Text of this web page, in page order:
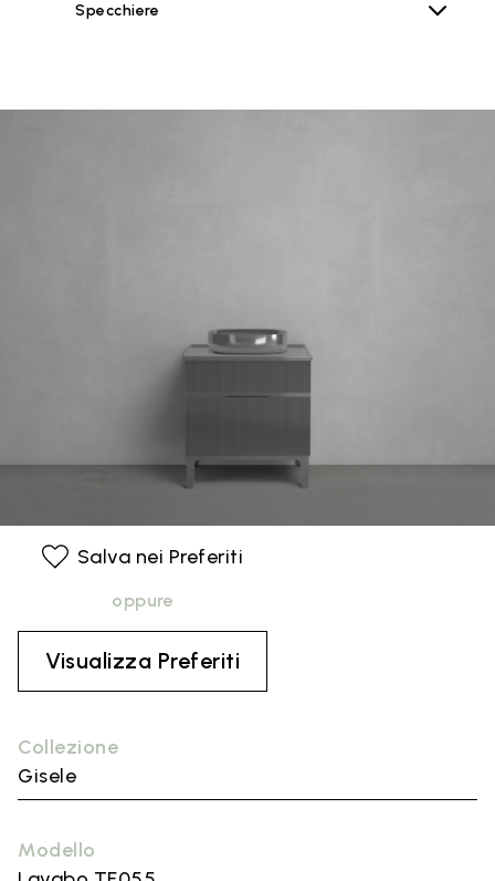
Specchiere
Collezione
Gisele
Modello
Salva nei Preferiti
oppure
Visualizza Preferiti